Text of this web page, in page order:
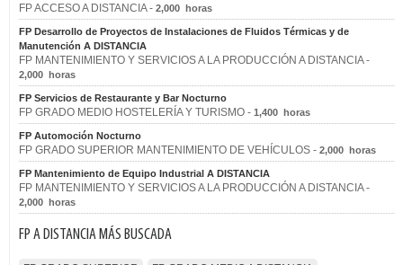
FP ACCESO A DISTANCIA - 2,000 horas
FP Desarrollo de Proyectos de Instalaciones de Fluidos Térmicas y de
Manutención A DISTANCIA
FP MANTENIMIENTO Y SERVICIOS A LA PRODUCCIÓN A DISTANCIA -
2,000 horas
FP Servicios de Restaurante y Bar Nocturno
FP GRADO MEDIO HOSTELERÍA Y TURISMO - 1,400 horas
FP Automoción Nocturno
FP GRADO SUPERIOR MANTENIMIENTO DE VEHÍCULOS - 2,000 horas
FP Mantenimiento de Equipo Industrial A DISTANCIA
FP MANTENIMIENTO Y SERVICIOS A LA PRODUCCIÓN A DISTANCIA -
2,000 horas
FP A DISTANCIA MÁS BUSCADA